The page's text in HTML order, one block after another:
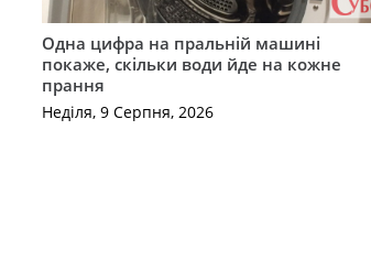
Одна цифра на пральній машині
покаже, скільки води йде на кожне
прання
Неділя, 9 Серпня, 2026